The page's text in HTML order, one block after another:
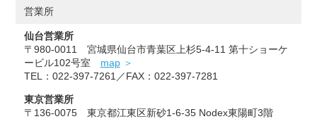
営業所
仙台営業所
〒980-0011 宮城県仙台市青葉区上杉5-4-11 第十ショーケ
ービル102号室 map
TEL：022-397-7261／FAX：022-397-7281
東京営業所
〒136-0075 東京都江東区新砂1-6-35 Nodex東陽町3階